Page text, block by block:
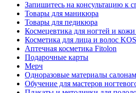
Запишитесь на консультацию к
Товары для маникюра
Товары для педикюра
Космецевтика для ногтей и
Косметика для лица и волос
Аптечная косметика Fitolon
Подарочные карты
Мерч
Одноразовые материалы
Обучение для мастеров